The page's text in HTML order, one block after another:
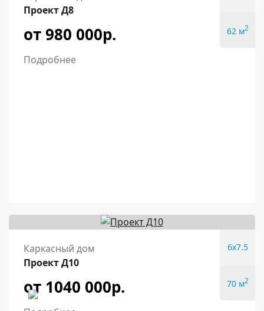
Проект Д8
от 980 000р.
Подробнее
62 м2
Каркасный дом
Проект Д10
от 1040 000р.
6x7.5
70 м2